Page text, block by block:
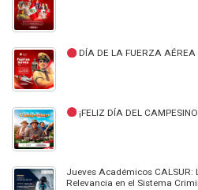
DÍA DE LA FUERZA AÉREA
¡FELIZ DÍA DEL
Jueves Académicos CALSUR:
Relevancia en el Sistema